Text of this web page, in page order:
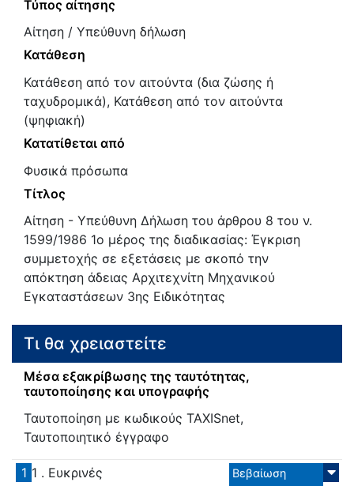
Τύπος αίτησης
Αίτηση / Υπεύθυνη δήλωση
Κατάθεση
Κατάθεση από τον αιτούντα (δια ζώσης ή
ταχυδρομικά), Κατάθεση από τον αιτούντα
(ψηφιακή)
Κατατίθεται από
Φυσικά πρόσωπα
Τίτλος
Αίτηση - Υπεύθυνη Δήλωση του άρθρου 8 του ν.
1599/1986 1ο μέρος της διαδικασίας: Έγκριση
συμμετοχής σε εξετάσεις με σκοπό την
απόκτηση άδειας Αρχιτεχνίτη Μηχανικού
Εγκαταστάσεων 3ης Ειδικότητας
Τι θα χρειαστείτε
Μέσα εξακρίβωσης της ταυτότητας,
ταυτοποίησης και υπογραφής
Ταυτοποίηση με κωδικούς TAXISnet,
Ταυτοποιητικό έγγραφο
1 1 . Ευκρινές
Βεβαίωση